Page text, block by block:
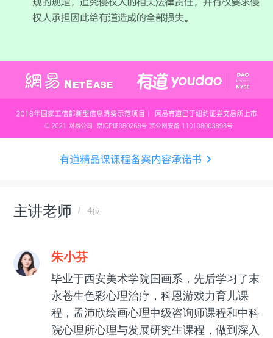
主讲老师 4位
朱小芬
毕业于西安美术学院国画系，先后学习了末
永苍生色彩心理治疗，科恩游戏力育儿课
程，孟沛欣绘画心理中级咨询师课程和中科
院心理所心理与发展研究生课程，做到深入